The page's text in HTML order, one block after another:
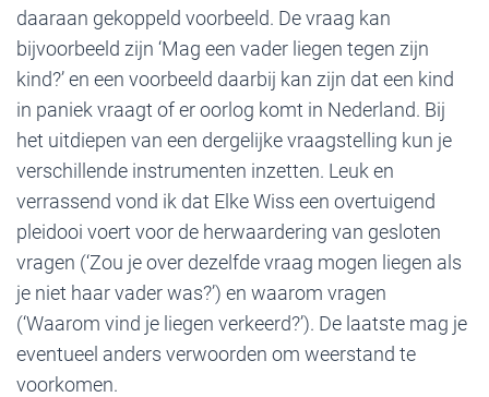
daaraan gekoppeld voorbeeld. De vraag kan
bijvoorbeeld zijn ‘Mag een vader liegen tegen zijn
kind?’ en een voorbeeld daarbij kan zijn dat een kind
in paniek vraagt of er oorlog komt in Nederland. Bij
het uitdiepen van een dergelijke vraagstelling kun je
verschillende instrumenten inzetten. Leuk en
verrassend vond ik dat Elke Wiss een overtuigend
pleidooi voert voor de herwaardering van gesloten
vragen (‘Zou je over dezelfde vraag mogen liegen als
je niet haar vader was?’) en waarom vragen
(‘Waarom vind je liegen verkeerd?’). De laatste mag je
eventueel anders verwoorden om weerstand te
voorkomen.